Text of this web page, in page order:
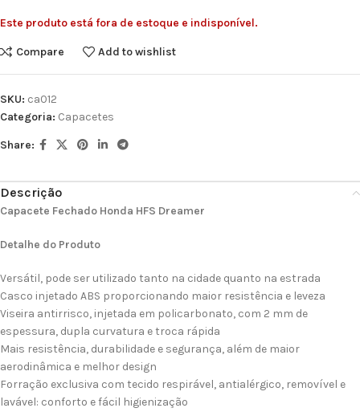
Este produto está fora de estoque e indisponível.
Compare Add to wishlist
SKU: ca012
Categoria: Capacetes
Share:
Descrição
Capacete Fechado Honda HFS Dreamer
Detalhe do Produto
Versátil, pode ser utilizado tanto na cidade quanto na estrada
Casco injetado ABS proporcionando maior resistência e leveza
Viseira antirrisco, injetada em policarbonato, com 2 mm de
espessura, dupla curvatura e troca rápida
Mais resistência, durabilidade e segurança, além de maior
aerodinâmica e melhor design
Forração exclusiva com tecido respirável, antialérgico, removível e
lavável: conforto e fácil higienização